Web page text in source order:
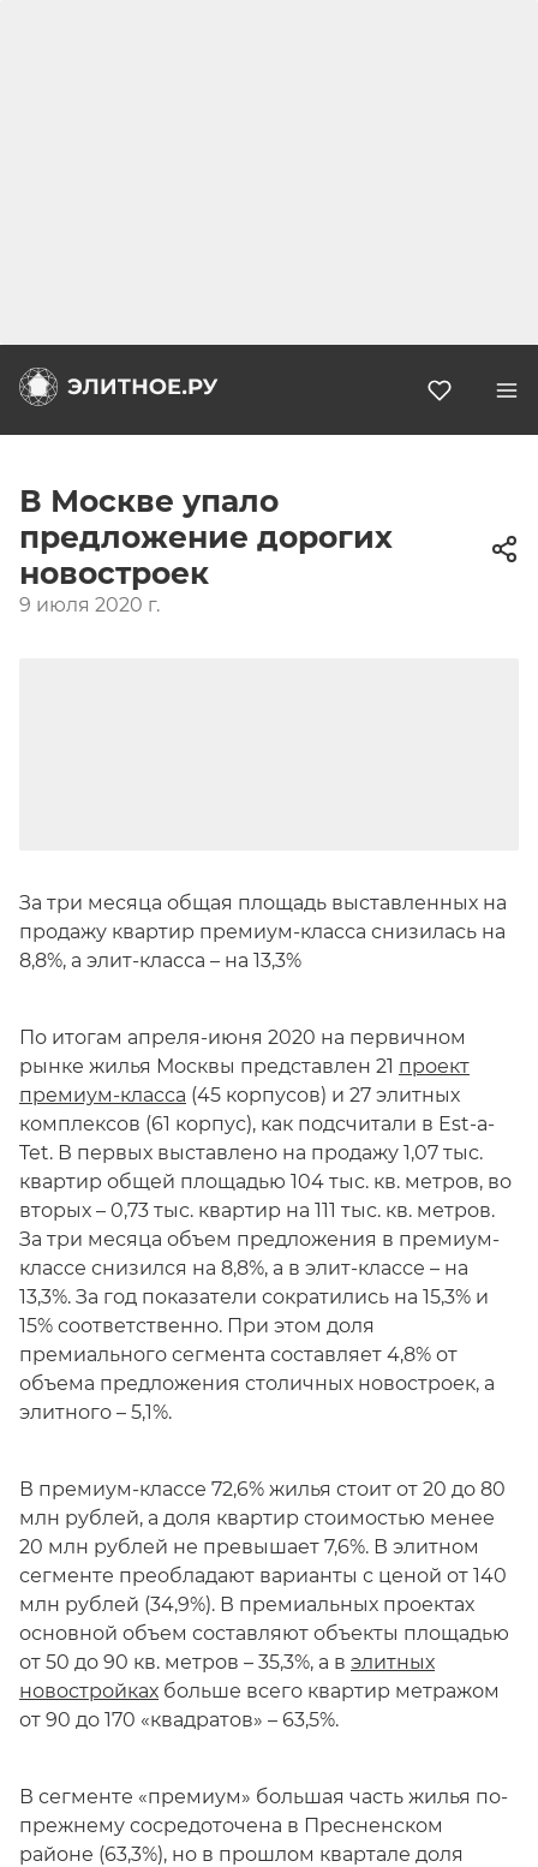
В Москве упало
предложение дорогих
новостроек
9 июля 2020 г.
За три месяца общая площадь выставленных на
продажу квартир премиум-класса снизилась на
8,8%, а элит-класса – на 13,3%
По итогам апреля-июня 2020 на первичном
рынке жилья Москвы представлен 21 проект
премиум-класса (45 корпусов) и 27 элитных
комплексов (61 корпус), как подсчитали в Est-a-
Tet. В первых выставлено на продажу 1,07 тыс.
квартир общей площадью 104 тыс. кв. метров, во
вторых – 0,73 тыс. квартир на 111 тыс. кв. метров.
За три месяца объем предложения в премиум-
классе снизился на 8,8%, а в элит-классе – на
13,3%. За год показатели сократились на 15,3% и
15% соответственно. При этом доля
премиального сегмента составляет 4,8% от
объема предложения столичных новостроек, а
элитного – 5,1%.
В премиум-классе 72,6% жилья стоит от 20 до 80
млн рублей, а доля квартир стоимостью менее
20 млн рублей не превышает 7,6%. В элитном
сегменте преобладают варианты с ценой от 140
млн рублей (34,9%). В премиальных проектах
основной объем составляют объекты площадью
от 50 до 90 кв. метров – 35,3%, а в элитных
новостройках больше всего квартир метражом
от 90 до 170 «квадратов» – 63,5%.
В сегменте «премиум» большая часть жилья по-
прежнему сосредоточена в Пресненском
районе (63,3%), но в прошлом квартале доля